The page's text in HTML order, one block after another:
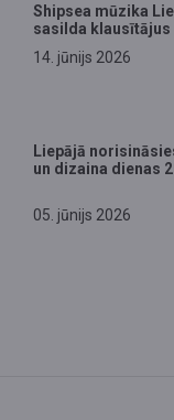
Shipsea mūzika
sasilda klausītājus
14. jūnijs 2026
Liepājā
un dizaina dienas
05. jūnijs 2026